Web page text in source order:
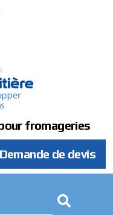
fromageries
Demande de devis